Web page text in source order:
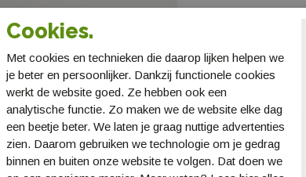
Cookies.
Met cookies en technieken die daarop lijken helpen we
je beter en persoonlijker. Dankzij functionele cookies
werkt de website goed. Ze hebben ook een
analytische functie. Zo maken we de website elke dag
een beetje beter. We laten je graag nuttige advertenties
zien. Daarom gebruiken we technologie om je gedrag
binnen en buiten onze website te volgen. Dat doen we